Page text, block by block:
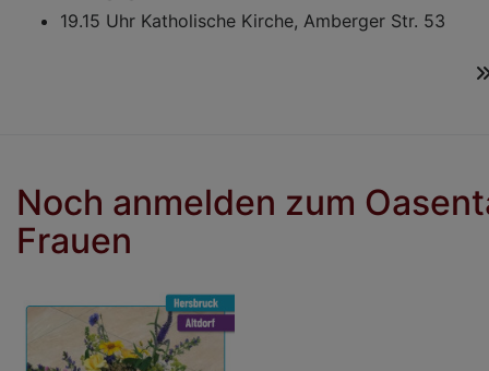
19.15 Uhr Katholische Kirche, Amberger Str. 53
Noch anmelden zum
Frauen